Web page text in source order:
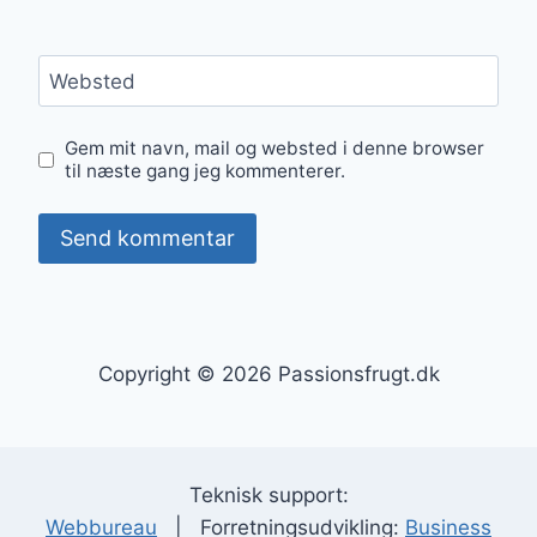
Websted
Gem mit navn, mail og websted i denne browser
til næste gang jeg kommenterer.
Copyright © 2026 Passionsfrugt.dk
Teknisk support:
Webbureau | Forretningsudvikling: Business